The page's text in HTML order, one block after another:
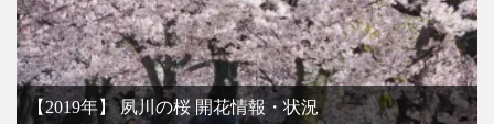
【2019年】 夙川の桜 開花情報・状況